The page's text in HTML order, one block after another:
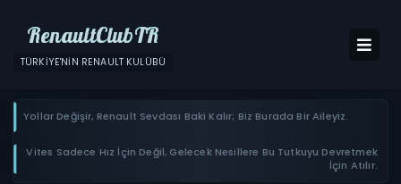
RenaultClubTR
TÜRKIYE'NIN RENAULT KULÜBÜ
Yollar Değişir, Renault Sevdası Baki Kalır; Biz Burada Bir Aileyiz.
Vites Sadece Hız İçin Değil, Gelecek Nesillere Bu Tutkuyu Devretmek
İçin Atılır.